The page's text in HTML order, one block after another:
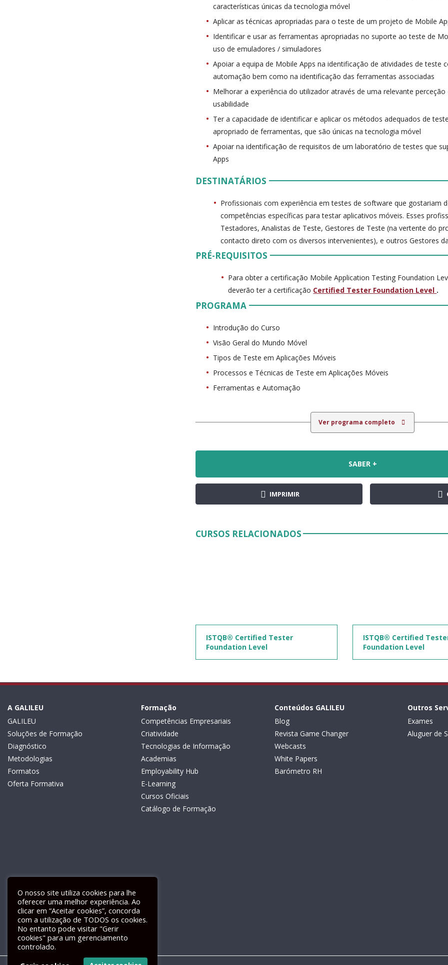
características únicas da tecnologia móvel
Aplicar as técnicas apropriadas para o teste de um projeto de Mobile
Identificar e usar as ferramentas apropriadas no suporte ao teste de
uso de emuladores / simuladores
Apoiar a equipa de Mobile Apps na identificação de atividades de teste
automação bem como na identificação das ferramentas associadas
Melhorar a experiência do utilizador através de uma relevante
usabilidade
Ter a capacidade de identificar e aplicar os métodos adequados de
apropriado de ferramentas, que são únicas na tecnologia móvel
Apoiar na identificação de requisitos de um laboratório de testes que
Apps
DESTINATÁRIOS
Profissionais com experiência em testes de software que gostariam
competências específicas para testar aplicativos móveis. Esses
Testadores, Analistas de Teste, Gestores de Teste (na vertente do
contacto direto com os diversos intervenientes), e outros Gestores
PRÉ-REQUISITOS
Para obter a certificação Mobile Application Testing Foundation
deverão ter a certificação Certified Tester Foundation Level .
PROGRAMA
Introdução do Curso
Visão Geral do Mundo Móvel
Tipos de Teste em Aplicações Móveis
Processos e Técnicas de Teste em Aplicações Móveis
Ferramentas e Automação
Ver programa completo
SABER +
IMPRIMIR
CURSOS RELACIONADOS
ISTQB® Certified Tester
Foundation Level
ISTQB® Certified
Foundation Level
A GALILEU
GALILEU
Soluções de Formação
Diagnóstico
Metodologias
Formatos
Oferta Formativa
Formação
Competências Empresariais
Criatividade
Tecnologias de Informação
Academias
Employability Hub
E-Learning
Cursos Oficiais
Catálogo de Formação
Conteúdos GALILEU
Blog
Revista Game Changer
Webcasts
White Papers
Barómetro RH
Outros
Exames
Aluguer de
Livro de Reclamações Electrónico
O nosso site utiliza cookies para lhe
oferecer uma melhor experiência. Ao
clicar em “Aceitar cookies”, concorda
com a utilização de TODOS os cookies.
No entanto pode visitar "Gerir
cookies" para um gerenciamento
controlado.